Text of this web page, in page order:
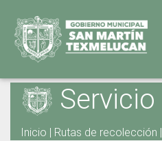
Inicio | Rutas de recolección